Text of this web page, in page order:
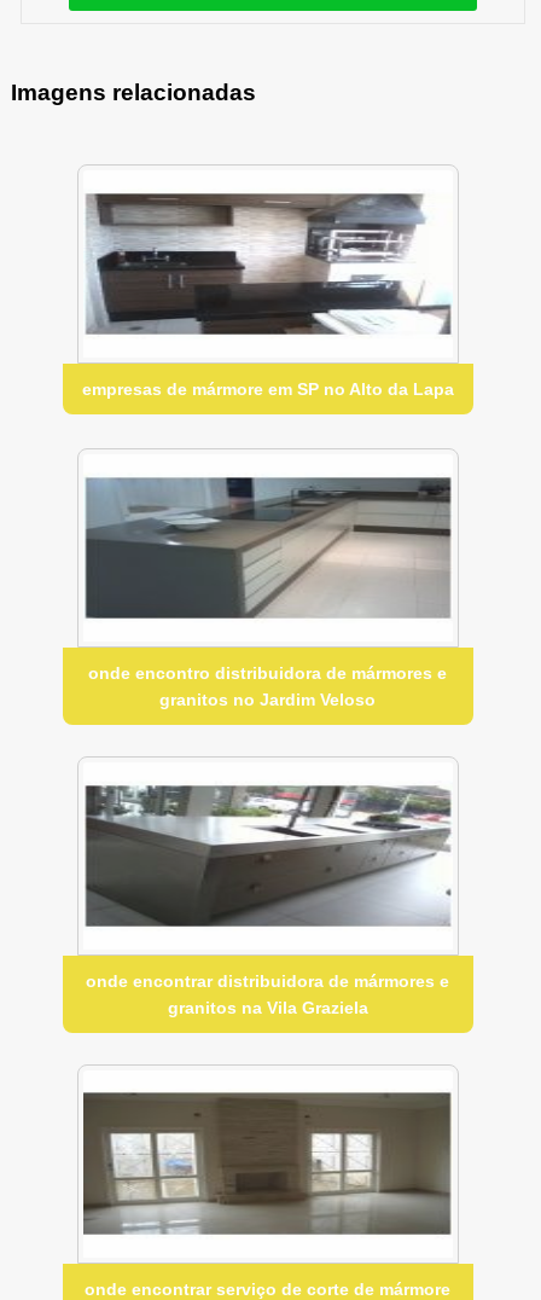
Imagens relacionadas
empresas de mármore em SP no Alto da Lapa
onde encontro distribuidora de mármores e
granitos no Jardim Veloso
onde encontrar distribuidora de mármores e
granitos na Vila Graziela
onde encontrar serviço de corte de mármore